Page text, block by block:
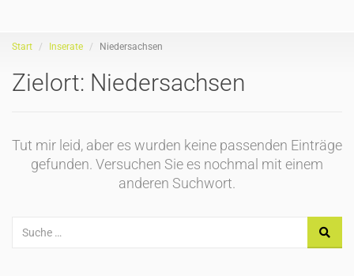
Start Inserate Niedersachsen
Zielort: Niedersachsen
Tut mir leid, aber es wurden keine passenden Einträge
gefunden. Versuchen Sie es nochmal mit einem
anderen Suchwort.